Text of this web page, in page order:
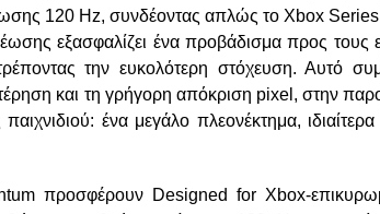
120 Hz, συνδέοντας απλώς το Xbox
εξασφαλίζει ένα προβάδισμα προς τους
την ευκολότερη στόχευση. Αυτό
και τη γρήγορη απόκριση pixel, στην
ένα μεγάλο πλεονέκτημα, ιδιαίτερα
προσφέρουν Designed for Xbox-